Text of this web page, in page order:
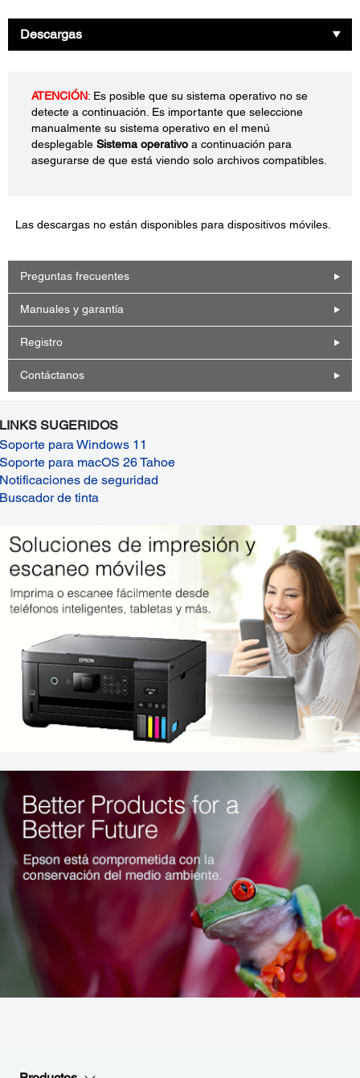
Descargas
ATENCIÓN: Es posible que su sistema operativo no se
detecte a continuación. Es importante que seleccione
manualmente su sistema operativo en el menú
desplegable Sistema operativo a continuación para
asegurarse de que está viendo solo archivos compatibles.
Las descargas no están disponibles para dispositivos móviles.
Preguntas frecuentes
Manuales y garantía
Registro
Contáctanos
LINKS SUGERIDOS
Soporte para Windows 11
Soporte para macOS 26 Tahoe
Notificaciones de seguridad
Buscador de tinta